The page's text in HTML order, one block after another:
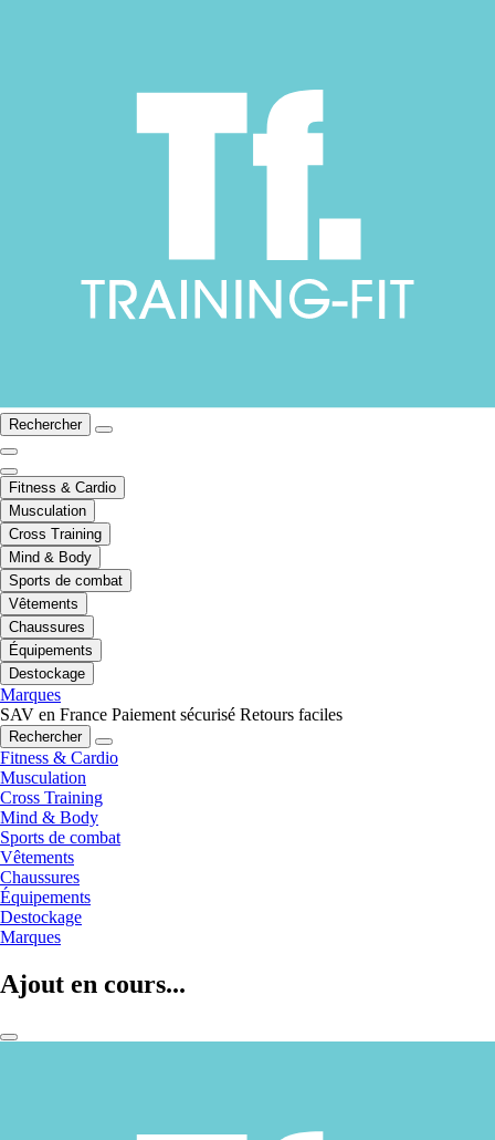
Rechercher
Fitness & Cardio
Musculation
Cross Training
Mind & Body
Sports de combat
Vêtements
Chaussures
Équipements
Destockage
Marques
SAV en France Paiement sécurisé Retours faciles
Rechercher
Fitness & Cardio
Musculation
Cross Training
Mind & Body
Sports de combat
Vêtements
Chaussures
Équipements
Destockage
Marques
Ajout en cours...